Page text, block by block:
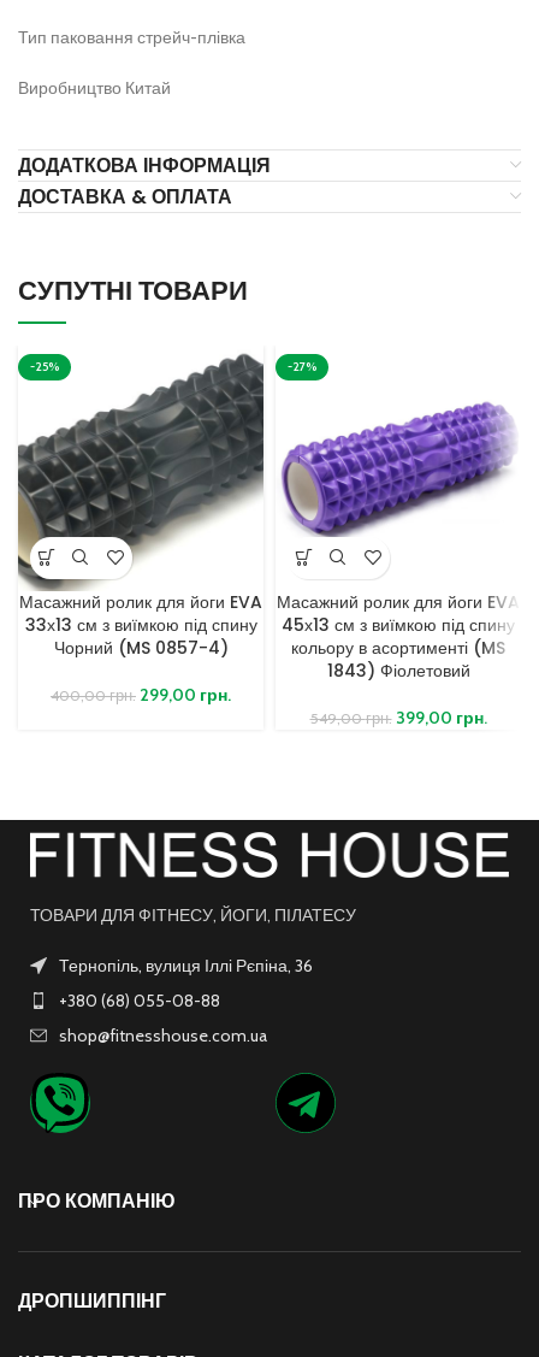
Тип паковання стрейч-плівка
Виробництво Китай
ДОДАТКОВА ІНФОРМАЦІЯ
ДОСТАВКА & ОПЛАТА
СУПУТНІ ТОВАРИ
-25%
Масажний ролик для йоги EVA
33х13 см з виїмкою під спину
Чорний (MS 0857-4)
400,00грн. 299,00 грн.
-27%
Масажний ролик для йоги EVA
45х13 см з виїмкою під спину
кольору в асортименті (MS
1843) Фіолетовий
549,00грн. 399,00 грн.
ТОВАРИ ДЛЯ ФІТНЕСУ, ЙОГИ, ПІЛАТЕСУ
Тернопіль, вулиця Іллі Рєпіна, 36
+380 (68) 055-08-88
shop@fitnesshouse.com.ua
ПРО КОМПАНІЮ
ДРОПШИППІНГ